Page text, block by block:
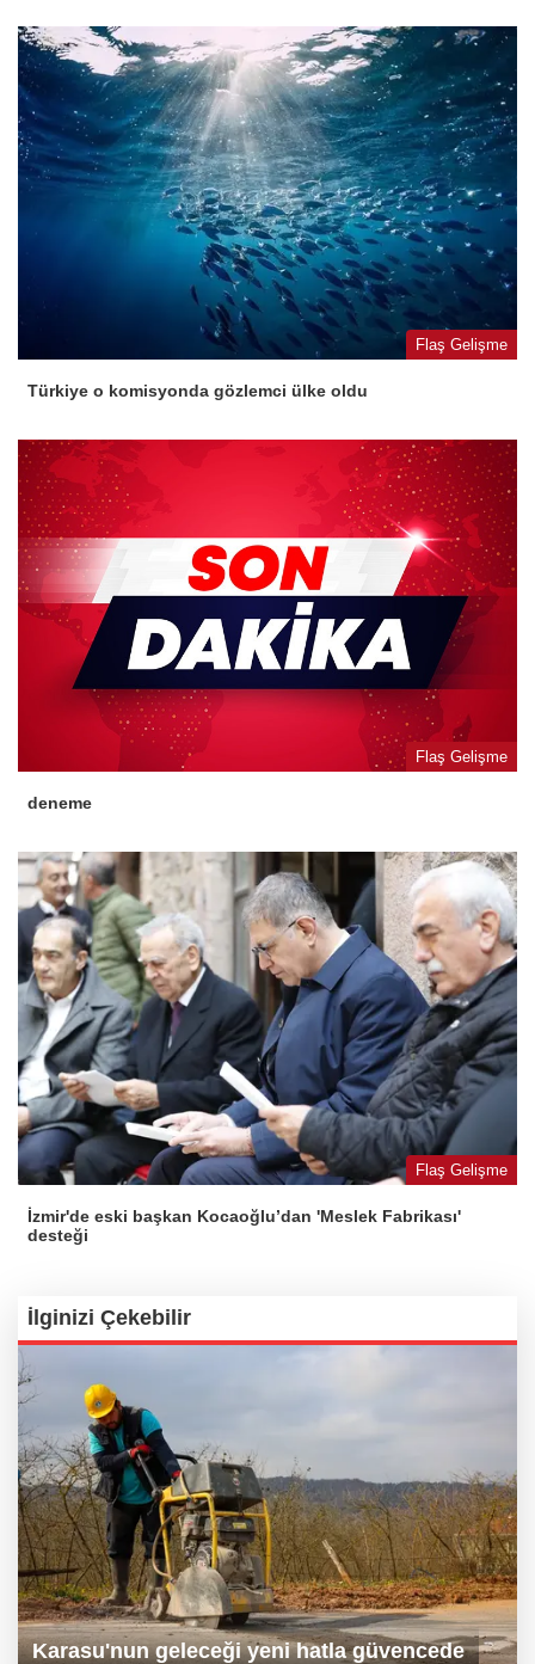
Flaş Gelişme
Türkiye o komisyonda gözlemci ülke oldu
Flaş Gelişme
deneme
Flaş Gelişme
İzmir'de eski başkan Kocaoğlu’dan 'Meslek Fabrikası'
desteği
İlginizi Çekebilir
Karasu'nun geleceği yeni hatla güvencede